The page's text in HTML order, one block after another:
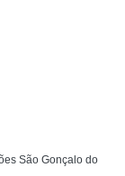
São Gonçalo do